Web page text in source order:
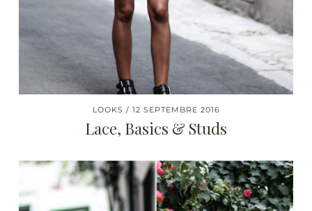
LOOKS 12 SEPTEMBRE 2016
Lace, Basics & Studs